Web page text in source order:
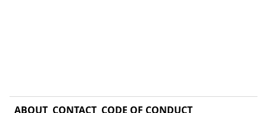
ABOUT CONTACT CODE OF CONDUCT